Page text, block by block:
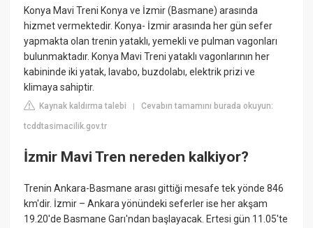
Konya Mavi Treni Konya ve İzmir (Basmane) arasında
hizmet vermektedir. Konya- İzmir arasında her gün sefer
yapmakta olan trenin yataklı, yemekli ve pulman vagonları
bulunmaktadır. Konya Mavi Treni yataklı vagonlarının her
kabininde iki yatak, lavabo, buzdolabı, elektrik prizi ve
klimaya sahiptir.
Kaynak kaldırma talebi |Cevabın tamamını burada okuyun:
tcddtasimacilik.gov.tr
İzmir Mavi Tren nereden kalkiyor?
Trenin Ankara-Basmane arası gittiği mesafe tek yönde 846
km'dir. İzmir – Ankara yönündeki seferler ise her akşam
19.20'de Basmane Garı'ndan başlayacak. Ertesi gün 11.05'te